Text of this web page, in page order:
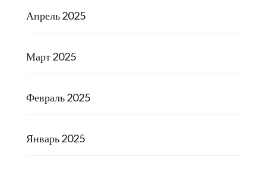
Апрель 2025
Март 2025
Февраль 2025
Январь 2025